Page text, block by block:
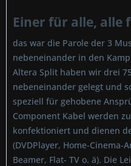
Einer für alle, alle
das war die Parole der 3
nebeneinander in den
Altera Split haben wir drei
nebeneinander gelegt und
speziell für gehobene
Component Kabel werden
konfektioniert und dienen
(DVDPlayer, Home-Cinema-
Beamer, Flat- TV o. ä). Die